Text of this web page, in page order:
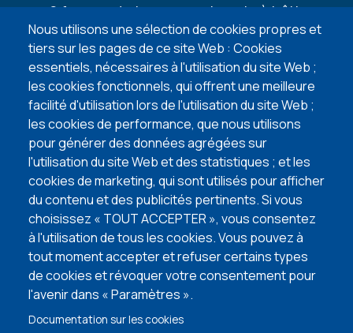
Nous utilisons une sélection de cookies propres et
tiers sur les pages de ce site Web : Cookies
essentiels, nécessaires à l'utilisation du site Web ;
les cookies fonctionnels, qui offrent une meilleure
facilité d'utilisation lors de l'utilisation du site Web ;
les cookies de performance, que nous utilisons
pour générer des données agrégées sur
l'utilisation du site Web et des statistiques ; et les
cookies de marketing, qui sont utilisés pour afficher
du contenu et des publicités pertinents. Si vous
choisissez « TOUT ACCEPTER », vous consentez
à l'utilisation de tous les cookies. Vous pouvez à
tout moment accepter et refuser certains types
de cookies et révoquer votre consentement pour
l'avenir dans « Paramètres ».
Documentation sur les cookies
6 façons de trouver un terrain à bâtir
lire l'article
5 points d’attention lors de l’achat de votre
terrain à bâtir
lire l'article
VISITEZ NOS MAISONS TÉMOINS